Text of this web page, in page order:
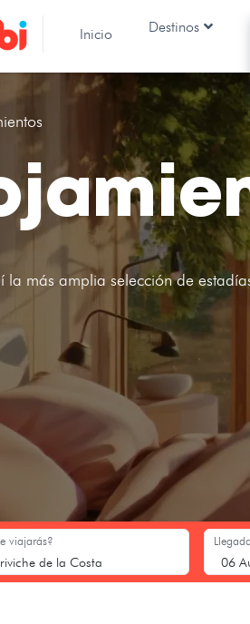
Inicio Destinos
la más amplia selección de
viajarás?